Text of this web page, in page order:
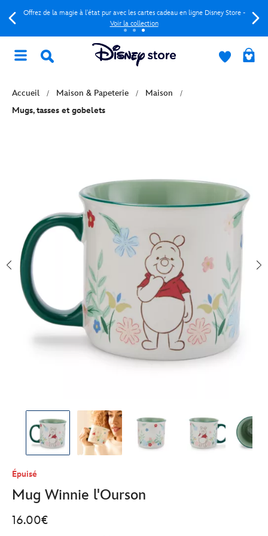
Offrez de la magie à l'état pur avec les cartes cadeau en ligne Disney Store -
Voir la collection
Accueil Maison & Papeterie
Maison
Mugs, tasses et gobelets
Épuisé
Mug Winnie l'Ourson
16.00€